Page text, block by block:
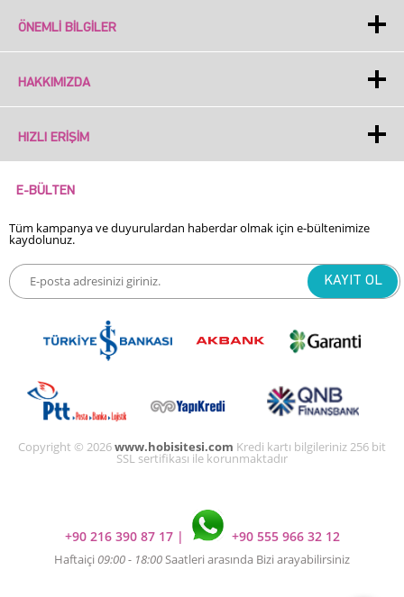
ÖNEMLI BILGILER
HAKKIMIZDA
HIZLI ERIŞIM
E-BÜLTEN
Tüm kampanya ve duyurulardan haberdar olmak için e-bültenimize
kaydolunuz.
Copyright © 2026www.hobisitesi.com Kredi kartı bilgileriniz 256 bit
SSL sertifikası ile korunmaktadır
+90 216 390 87 17 | +90 555 966 32 12
Haftaiçi 09:00 - 18:00Saatleri arasında Bizi arayabilirsiniz